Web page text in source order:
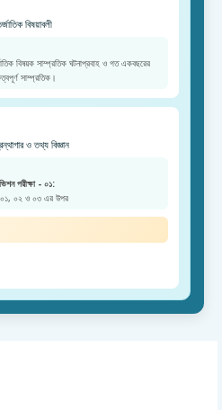
বিষয়াবলী
বিষয়ক সাম্প্রতিক ঘটনাপ্রবাহ ও গত একবছরের
সাম্প্রতিক।
ও তথ্য বিজ্ঞান
পরীক্ষা - ০১:
০১, ০২ ও ০৩ এর উপর